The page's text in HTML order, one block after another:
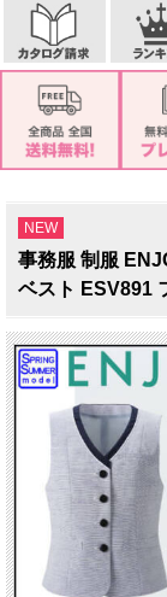
NEW
事務服 制服
ベスト ESV891